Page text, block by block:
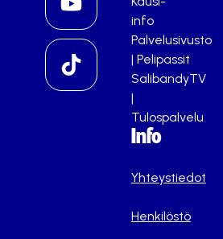
info
Palvelusivusto
| Pelipassit
SalibandyTV
|
Tulospalvelu
Info
Yhteystiedot
Henkilöstö